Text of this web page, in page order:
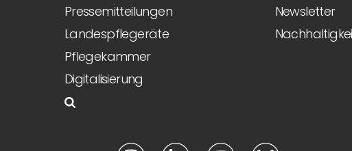
Pressemitteilungen
Landespflegeräte
Pflegekammer
Digitalisierung
Newsletter